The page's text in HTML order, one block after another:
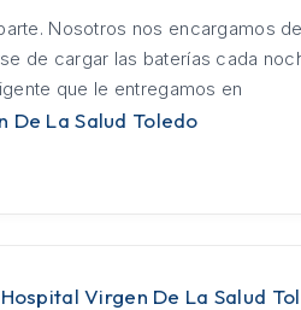
Nosotros nos encargamos
de cargar las baterías cada
que le entregamos en
De La Salud Toledo
Virgen De La Salud